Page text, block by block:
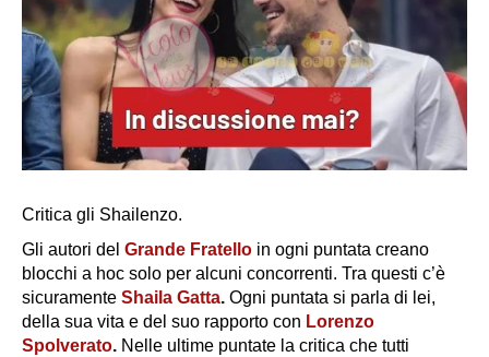
Critica gli Shailenzo.
Gli autori del Grande Fratello in ogni puntata creano
blocchi a hoc solo per alcuni concorrenti. Tra questi c’è
sicuramente Shaila Gatta. Ogni puntata si parla di lei,
della sua vita e del suo rapporto con Lorenzo
Spolverato. Nelle ultime puntate la critica che tutti